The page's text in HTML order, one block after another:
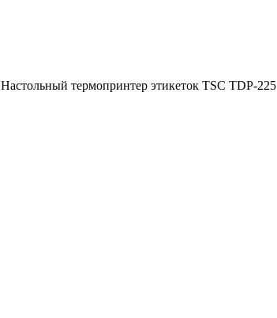
Настольный термопринтер этикеток TSC TDP-225